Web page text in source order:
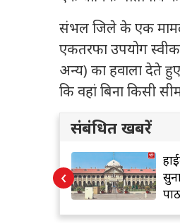
संभल जिले के एक मामले
एकतरफा उपयोग
अन्य) का हवाला देते
कि वहां बिना किसी
संबंधित खबरें
शुरू
‹